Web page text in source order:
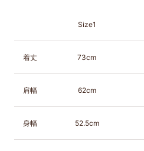
Size1
着丈 73cm
肩幅 62cm
身幅 52.5cm